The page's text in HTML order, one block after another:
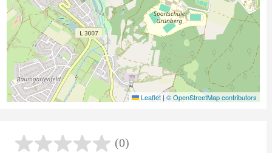
Leaflet | © OpenStreetMap contributors
(0)